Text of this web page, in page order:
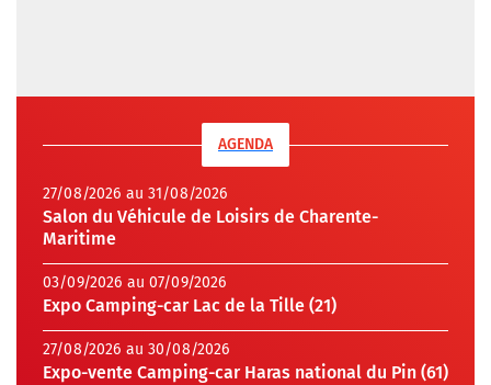
AGENDA
27/08/2026 au 31/08/2026
Salon du Véhicule de Loisirs de Charente-
Maritime
03/09/2026 au 07/09/2026
Expo Camping-car Lac de la Tille (21)
27/08/2026 au 30/08/2026
Expo-vente Camping-car Haras national du Pin (61)